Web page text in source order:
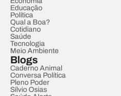
Educação
Política
Qual a Boa?
Cotidiano
Saúde
Tecnologia
Meio Ambiente
Blogs
Caderno Animal
Conversa Política
Pleno Poder
Sílvio Osias